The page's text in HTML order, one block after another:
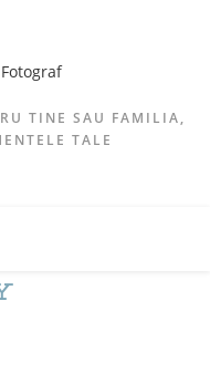
TINE SAU FAMILIA,
TALE